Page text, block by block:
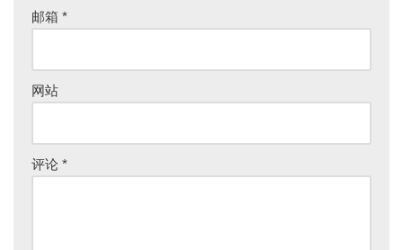
邮箱 *
网站
评论 *